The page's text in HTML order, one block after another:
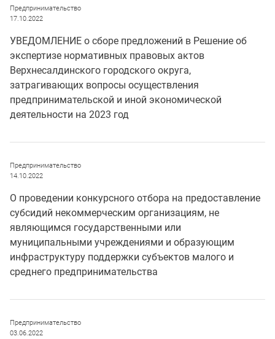
Предпринимательство
17.10.2022
УВЕДОМЛЕНИЕ о сборе предложений в Решение об
экспертизе нормативных правовых актов
Верхнесалдинского городского округа,
затрагивающих вопросы осуществления
предпринимательской и иной экономической
деятельности на 2023 год
Предпринимательство
14.10.2022
О проведении конкурсного отбора на предоставление
субсидий некоммерческим организациям, не
являющимся государственными или
муниципальными учреждениями и образующим
инфраструктуру поддержки субъектов малого и
среднего предпринимательства
Предпринимательство
03.06.2022